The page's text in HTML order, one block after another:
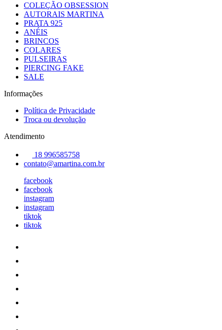
COLEÇÃO OBSESSION
AUTORAIS MARTINA
PRATA 925
ANÉIS
BRINCOS
COLARES
PULSEIRAS
PIERCING FAKE
SALE
Informações
Política de Privacidade
Troca ou devolução
Atendimento
18 996585758
contato@amartina.com.br
facebook
facebook
instagram
instagram
tiktok
tiktok